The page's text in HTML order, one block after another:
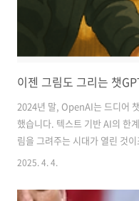
2024년 말, OpenAI는 드디어
했습니다. 텍스트 기반 AI의 한
림을 그려주는 시대가 열린 것
응은 폭발적이었고, 이미지 생성
다. 1. 챗GPT, “이젠 상상하면
2025. 4. 4.